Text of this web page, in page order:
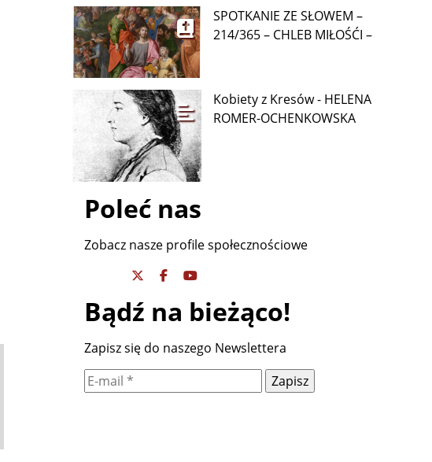
SPOTKANIE ZE SŁOWEM –
214/365 – CHLEB MIŁOŚĆI –
Kobiety z Kresów - HELENA
ROMER-OCHENKOWSKA
Poleć nas
Zobacz nasze profile społecznościowe
Bądź na bieżąco!
Zapisz się do naszego Newslettera